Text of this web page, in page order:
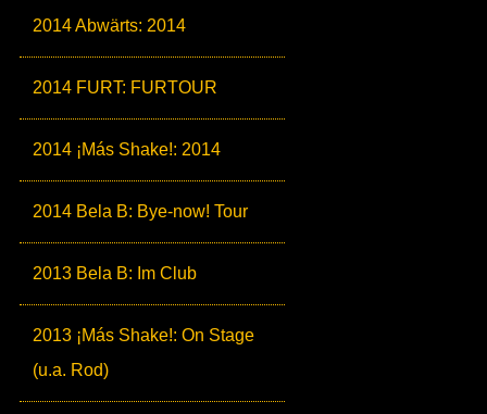
2014 Abwärts: 2014
2014 FURT: FURTOUR
2014 ¡Más Shake!: 2014
2014 Bela B: Bye-now! Tour
2013 Bela B: Im Club
2013 ¡Más Shake!: On Stage
(u.a. Rod)